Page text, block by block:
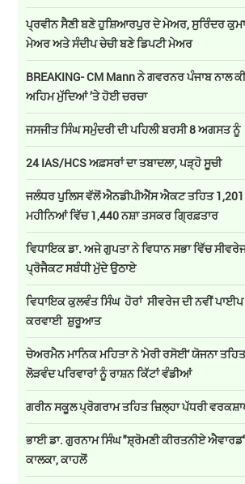
ਪ੍ਰਵੀਨ ਸੈਣੀ ਬਣੇ ਹੁਸ਼ਿਆਰਪੁਰ ਦੇ ਮੇਅਰ, ਸੁਰਿੰਦਰ
ਮੇਅਰ ਅਤੇ ਸੰਦੀਪ ਚੇਚੀ ਬਣੇ ਡਿਪਟੀ ਮੇਅਰ
BREAKING- CM Mann ਨੇ ਗਵਰਨਰ ਪੰਜਾਬ ਨਾਲ
ਅਹਿਮ ਮੁੱਦਿਆਂ ’ਤੇ ਹੋਈ ਚਰਚਾ
ਜਸਜੀਤ ਸਿੰਘ ਸਮੁੰਦਰੀ ਦੀ ਪਹਿਲੀ ਬਰਸੀ 8 ਅਗਸਤ ਨੂੰ
24 IAS/HCS ਅਫ਼ਸਰਾਂ ਦਾ ਤਬਾਦਲਾ, ਪੜ੍ਹੋ ਸੂਚੀ
ਜਲੰਧਰ ਪੁਲਿਸ ਵੱਲੋਂ ਐਨਡੀਪੀਐੱਸ ਐਕਟ ਤਹਿਤ
ਮਹੀਨਿਆਂ ਵਿੱਚ 1,440 ਨਸ਼ਾ ਤਸਕਰ ਗ੍ਰਿਫ਼ਤਾਰ
ਵਿਧਾਇਕ ਡਾ. ਅਜੇ ਗੁਪਤਾ ਨੇ ਵਿਧਾਨ ਸਭਾ ਵਿੱਚ
ਪ੍ਰੋਜੈਕਟ ਸਬੰਧੀ ਮੁੱਦੇ ਉਠਾਏ
ਵਿਧਾਇਕ ਕੁਲਵੰਤ ਸਿੰਘ ਹੋਰਾਂ ਸੀਵਰੇਜ ਦੀ ਨਵੀਂ
ਕਰਵਾਈ ਸ਼ੁਰੂਆਤ
ਚੇਅਰਮੈਨ ਮਾਨਿਕ ਮਹਿਤਾ ਨੇ 'ਮੇਰੀ ਰਸੋਈ' ਯੋਜਨਾ
ਲੋੜਵੰਦ ਪਰਿਵਾਰਾਂ ਨੂੰ ਰਾਸ਼ਨ ਕਿੱਟਾਂ ਵੰਡੀਆਂ
ਗਰੀਨ ਸਕੂਲ ਪ੍ਰੋਗਰਾਮ ਤਹਿਤ ਜ਼ਿਲ੍ਹਾ ਪੱਧਰੀ
ਭਾਈ ਡਾ. ਗੁਰਨਾਮ ਸਿੰਘ "ਸ਼੍ਰੋਮਣੀ ਕੀਰਤਨੀਏ
ਕਾਲਕਾ, ਕਾਹਲੋਂ